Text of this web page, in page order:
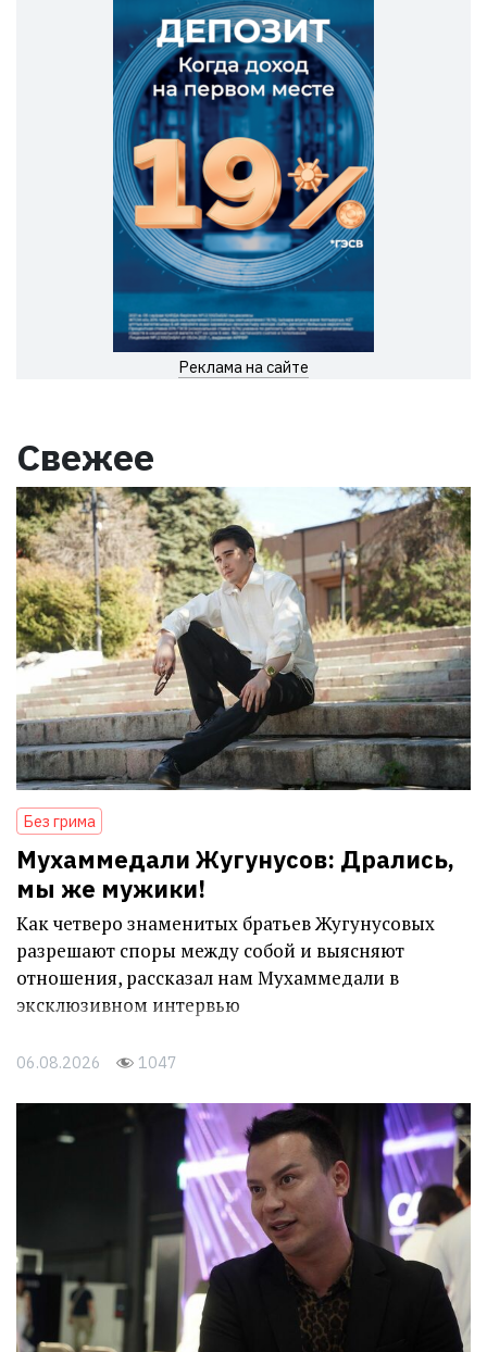
Реклама на сайте
Свежее
Без грима
Мухаммедали Жугунусов: Дрались,
мы же мужики!
Как четверо знаменитых братьев Жугунусовых
разрешают споры между собой и выясняют
отношения, рассказал нам Мухаммедали в
эксклюзивном интервью
06.08.2026 1047